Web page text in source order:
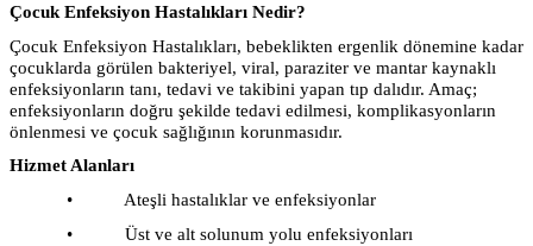
Çocuk Enfeksiyon Hastalıkları Nedir?
Çocuk Enfeksiyon Hastalıkları, bebeklikten ergenlik dönemine kadar
çocuklarda görülen bakteriyel, viral, paraziter ve mantar kaynaklı
enfeksiyonların tanı, tedavi ve takibini yapan tıp dalıdır. Amaç;
enfeksiyonların doğru şekilde tedavi edilmesi, komplikasyonların
önlenmesi ve çocuk sağlığının korunmasıdır.
Hizmet Alanları
• Ateşli hastalıklar ve enfeksiyonlar
• Üst ve alt solunum yolu enfeksiyonları